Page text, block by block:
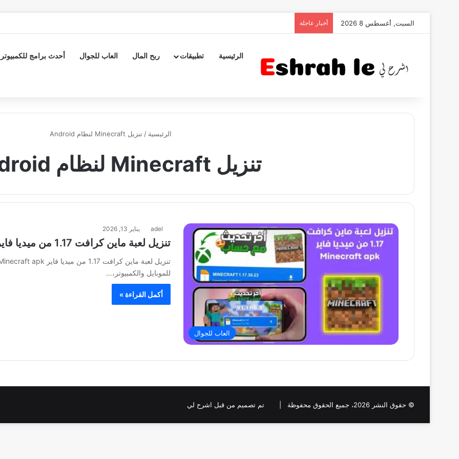
السبت, أغسطس 8 2026 أخبار عاجلة
الرئيسية تطبيقات ربح المال العاب للجوال أحدث برامج للكمبيوتر
الرئيسية / تنزيل Minecraft لنظام Android
تنزيل Minecraft لنظام Android
العاب للجوال
adel يناير 13, 2026
تنزيل لعبة ماين كرافت 1.17 من ميديا فاير Minecraft apk
للموبايل والكمبيوتر،…
أكمل القراءة »
© حقوق النشر 2026، جميع الحقوق محفوظة | تم تصميم من قبل اشرح لي